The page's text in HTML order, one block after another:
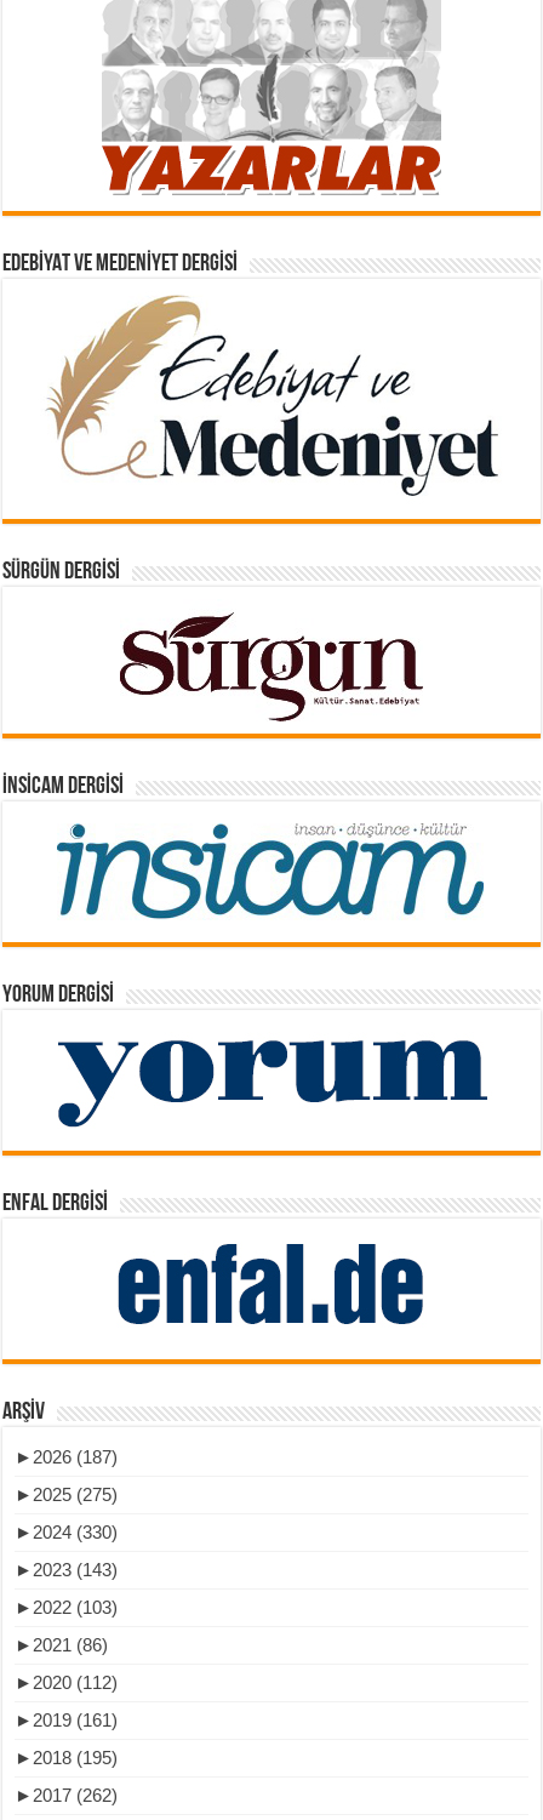
EDEBIYAT VE MEDENIYET DERGISI
SÜRGÜN DERGISI
İNSICAM DERGISI
YORUM DERGISI
ENFAL DERGISI
ARŞIV
► 2026 (187)
► 2025 (275)
► 2024 (330)
► 2023 (143)
► 2022 (103)
► 2021 (86)
► 2020 (112)
► 2019 (161)
► 2018 (195)
► 2017 (262)